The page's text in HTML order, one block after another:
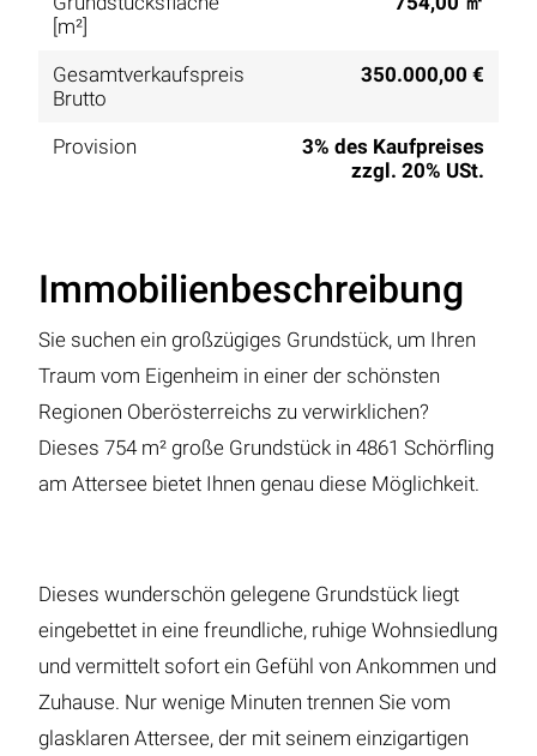
[m²]
Gesamtverkaufspreis
Brutto
350.000,00 €
Provision
3% des Kaufpreises
zzgl. 20% USt.
Immobilienbeschreibung
Sie suchen ein großzügiges Grundstück, um Ihren
Traum vom Eigenheim in einer der schönsten
Regionen Oberösterreichs zu verwirklichen?
Dieses 754 m² große Grundstück in 4861 Schörfling
am Attersee bietet Ihnen genau diese Möglichkeit.
Dieses wunderschön gelegene Grundstück liegt
eingebettet in eine freundliche, ruhige Wohnsiedlung
und vermittelt sofort ein Gefühl von Ankommen und
Zuhause. Nur wenige Minuten trennen Sie vom
glasklaren Attersee, der mit seinem einzigartigen